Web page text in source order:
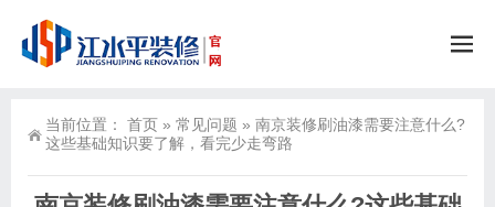
当前位置： 首页 » 常见问题 » 南京装修刷油漆需要注意什么?
这些基础知识要了解，看完少走弯路